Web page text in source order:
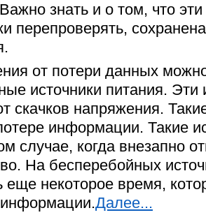
знать и о том, что
перепроверять,
от потери данных
источники питания. Эти
скачков напряжения.
информации. Такие
случае, когда внезапно
На бесперебойных
еще некоторое время,
Далее...